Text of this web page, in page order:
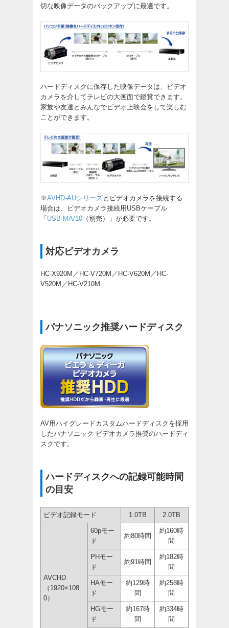
切な映像データのバックアップに最適です。
ハードディスクに保存した映像データは、ビデオ
カメラを介してテレビの大画面で鑑賞できます。
家族や友達とみんなでビデオ上映会をして楽しむ
ことができます。
※AVHD-AUシリーズとビデオカメラを接続する
場合は、ビデオカメラ接続用USBケーブル
「 USB-MA/10 （別売）」が必要です。
対応ビデオカメラ
HC-X920M／HC-V720M／HC-V620M／HC-
V520M／HC-V210M
パナソニック推奨ハードディスク
AV用ハイグレードカスタムハードディスクを採用
したパナソニック ビデオカメラ推奨のハードディ
スクです。
ハードディスクへの記録可能時間
の目安
ビデオ記録モード 1.0TB 2.0TB
AVCHD
（1920×108
0）
60pモー
ド
約80時間
約160時
間
PHモー
ド
約91時間
約182時
間
HAモー
ド
約129時
間
約258時
間
HGモー
ド
約167時
間
約334時
間